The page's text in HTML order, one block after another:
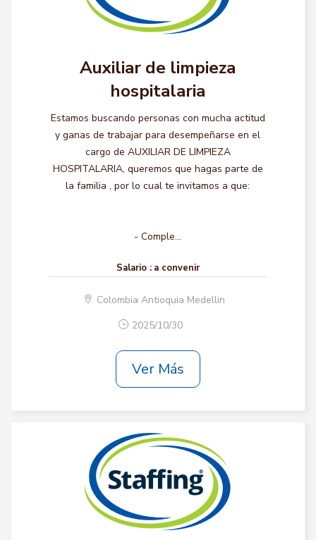
Auxiliar de limpieza
hospitalaria
Estamos buscando personas con mucha actitud
y ganas de trabajar para desempeñarse en el
cargo de AUXILIAR DE LIMPIEZA
HOSPITALARIA, queremos que hagas parte de
la familia , por lo cual te invitamos a que:
- Comple...
Salario : a convenir
Colombia Antioquia Medellin
2025/10/30
Ver Más